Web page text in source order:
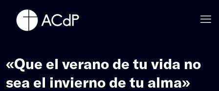
«Que el verano de tu vida no
sea el invierno de tu alma»